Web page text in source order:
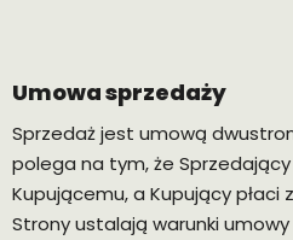
Umowa sprzedaży
Sprzedaż jest umową
polega na tym, że
Kupującemu, a Kupujący płaci
Strony ustalają warunki